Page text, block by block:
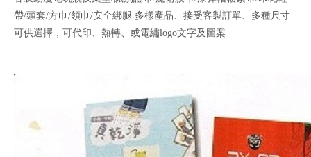
帶/頭套/方巾/領巾/安全綁腿 多樣產品、接受客製訂單、多種尺寸
可供選擇，可代印、熱轉、或電繡logo文字及圖案